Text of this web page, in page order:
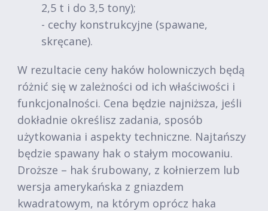
2,5 t i do 3,5 tony);
- cechy konstrukcyjne (spawane,
skręcane).
W rezultacie ceny haków holowniczych będą
różnić się w zależności od ich właściwości i
funkcjonalności. Cena będzie najniższa, jeśli
dokładnie określisz zadania, sposób
użytkowania i aspekty techniczne. Najtańszy
będzie spawany hak o stałym mocowaniu.
Droższe – hak śrubowany, z kołnierzem lub
wersja amerykańska z gniazdem
kwadratowym, na którym oprócz haka